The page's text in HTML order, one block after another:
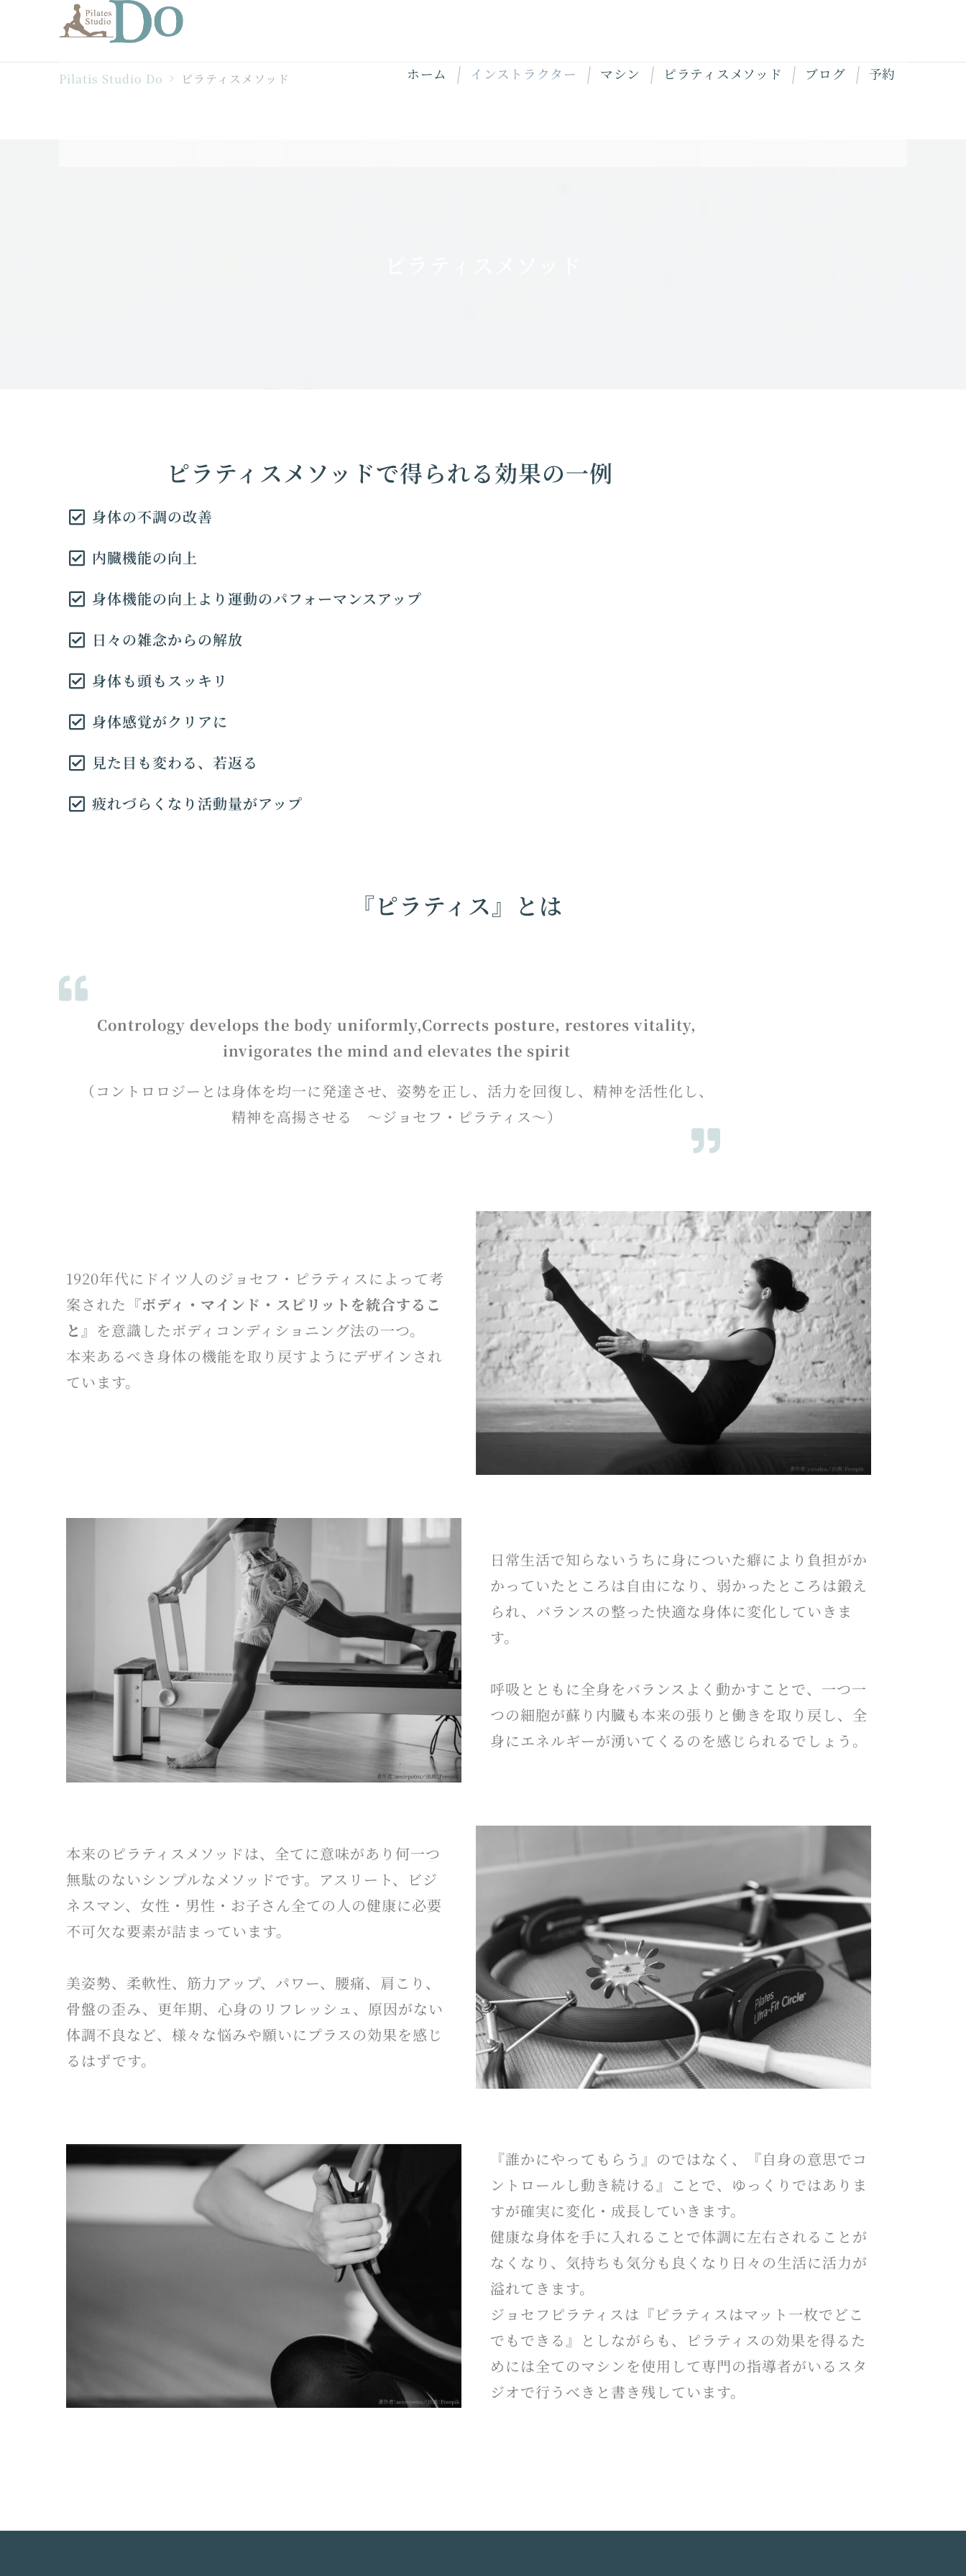
ホーム インストラクター マシン ピラティスメソッド ブログ 予約
Pilatis Studio Do ピラティスメソッド
ピラティスメソッドで得られる効果の一例
身体の不調の改善
内臓機能の向上
身体機能の向上より運動のパフォーマンスアップ
日々の雑念からの解放
身体も頭もスッキリ
身体感覚がクリアに
見た目も変わる、若返る
疲れづらくなり活動量がアップ
『ピラティス』とは
Contrology develops the body uniformly,Corrects posture, restores vitality,
invigorates the mind and elevates the spirit
（コントロロジーとは身体を均一に発達させ、姿勢を正し、活力を回復し、精神を活性化し、
精神を高揚させる ～ジョセフ・ピラティス～）
1920年代にドイツ人のジョセフ・ピラティスによって考
案された 『ボディ・マインド・スピリットを統合するこ
と』 を意識したボディコンディショニング法の一つ。
本来あるべき身体の機能を取り戻すようにデザインされ
ています。
日常生活で知らないうちに身についた癖により負担がか
かっていたところは自由になり、弱かったところは鍛え
られ、バランスの整った快適な身体に変化していきま
す。
呼吸とともに全身をバランスよく動かすことで、一つ一
つの細胞が蘇り内臓も本来の張りと働きを取り戻し、全
身にエネルギーが湧いてくるのを感じられるでしょう。
本来のピラティスメソッドは、全てに意味があり何一つ
無駄のないシンプルなメソッドです。アスリート、ビジ
ネスマン、女性・男性・お子さん全ての人の健康に必要
不可欠な要素が詰まっています。
美姿勢、柔軟性、筋力アップ、パワー、腰痛、肩こり、
骨盤の歪み、更年期、心身のリフレッシュ、原因がない
体調不良など、様々な悩みや願いにプラスの効果を感じ
るはずです。
『誰かにやってもらう』のではなく、『自身の意思でコ
ントロールし動き続ける』ことで、ゆっくりではありま
すが確実に変化・成長していきます。
健康な身体を手に入れることで体調に左右されることが
なくなり、気持ちも気分も良くなり日々の生活に活力が
溢れてきます。
ジョセフピラティスは『ピラティスはマット一枚でどこ
でもできる』としながらも、ピラティスの効果を得るた
めには全てのマシンを使用して専門の指導者がいるスタ
ジオで行うべきと書き残しています。